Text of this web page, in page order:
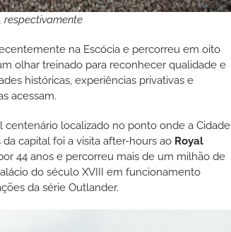
respectivamente
na Escócia e percorreu em oito
olhar treinado para reconhecer qualidade e
históricas, experiências privativas e
acessam.
centenário localizado no ponto onde a Cidade
capital foi a visita after-hours ao Royal
44 anos e percorreu mais de um milhão de
do século XVIII em funcionamento
da série Outlander.